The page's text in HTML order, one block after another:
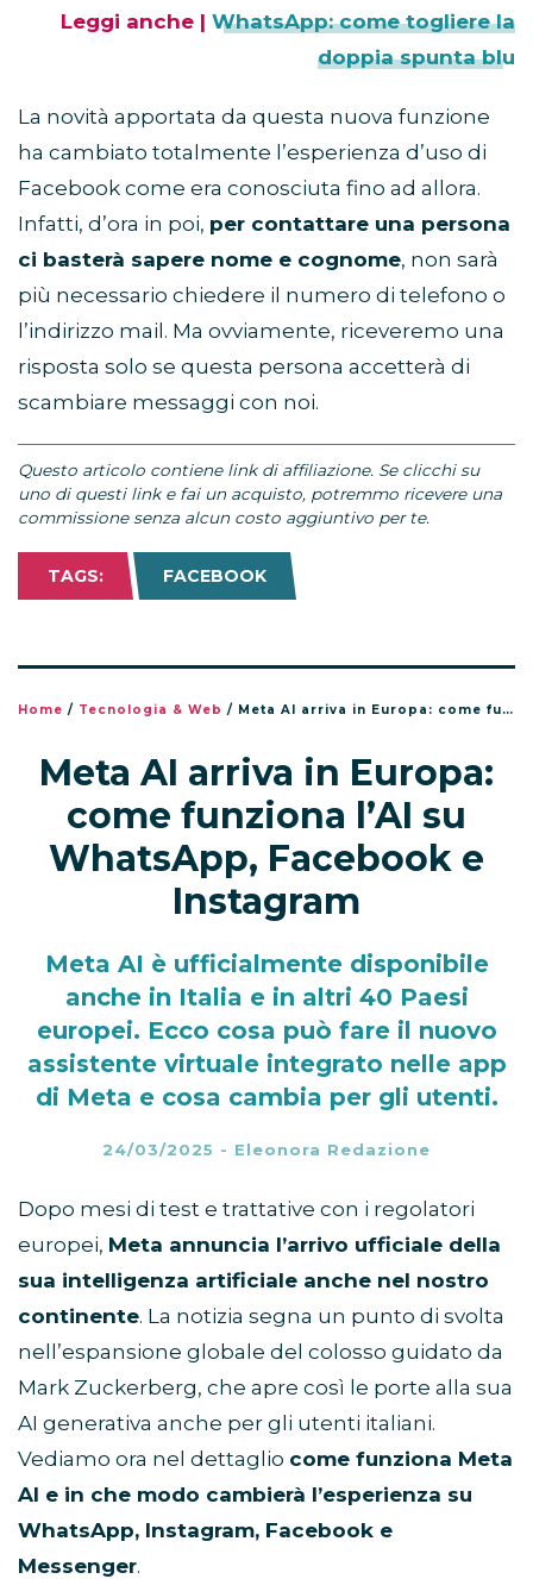
Leggi anche | WhatsApp: come togliere la
doppia spunta blu
La novità apportata da questa nuova funzione
ha cambiato totalmente l’esperienza d’uso di
Facebook come era conosciuta fino ad allora.
Infatti, d’ora in poi, per contattare una persona
ci basterà sapere nome e cognome, non sarà
più necessario chiedere il numero di telefono o
l’indirizzo mail. Ma ovviamente, riceveremo una
risposta solo se questa persona accetterà di
scambiare messaggi con noi.
Questo articolo contiene link di affiliazione. Se clicchi su
uno di questi link e fai un acquisto, potremmo ricevere una
commissione senza alcun costo aggiuntivo per te.
TAGS: FACEBOOK
Home / Tecnologia & Web / Meta AI arriva in Europa: come funziona l’AI su WhatsApp, Facebook e Instagram
Meta AI arriva in Europa:
come funziona l’AI su
WhatsApp, Facebook e
Instagram
Meta AI è ufficialmente disponibile
anche in Italia e in altri 40 Paesi
europei. Ecco cosa può fare il nuovo
assistente virtuale integrato nelle app
di Meta e cosa cambia per gli utenti.
24/03/2025 - Eleonora Redazione
Dopo mesi di test e trattative con i regolatori
europei, Meta annuncia l’arrivo ufficiale della
sua intelligenza artificiale anche nel nostro
continente. La notizia segna un punto di svolta
nell’espansione globale del colosso guidato da
Mark Zuckerberg, che apre così le porte alla sua
AI generativa anche per gli utenti italiani.
Vediamo ora nel dettaglio come funziona Meta
AI e in che modo cambierà l’esperienza su
WhatsApp, Instagram, Facebook e
Messenger.